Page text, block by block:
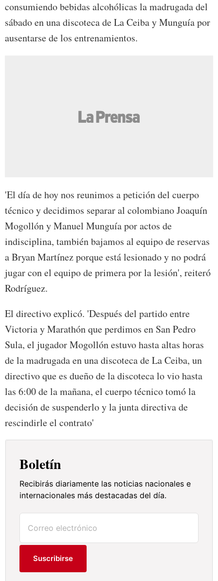
consumiendo bebidas alcohólicas la madrugada del
sábado en una discoteca de La Ceiba y Munguía por
ausentarse de los entrenamientos.
'El día de hoy nos reunimos a petición del cuerpo
técnico y decidimos separar al colombiano Joaquín
Mogollón y Manuel Munguía por actos de
indisciplina, también bajamos al equipo de reservas
a Bryan Martínez porque está lesionado y no podrá
jugar con el equipo de primera por la lesión', reiteró
Rodríguez.
El directivo explicó. 'Después del partido entre
Victoria y Marathón que perdimos en San Pedro
Sula, el jugador Mogollón estuvo hasta altas horas
de la madrugada en una discoteca de La Ceiba, un
directivo que es dueño de la discoteca lo vio hasta
las 6:00 de la mañana, el cuerpo técnico tomó la
decisión de suspenderlo y la junta directiva de
rescindirle el contrato'
Boletín
Recibirás diariamente las noticias nacionales e
internacionales más destacadas del día.
Suscribirse